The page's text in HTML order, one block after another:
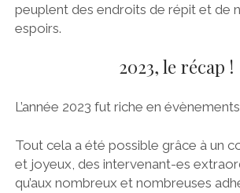
peuplent des endroits de répit et de
espoirs.
2023, le récap !
L’année 2023 fut riche en
Tout cela a été possible grâce à un
et joyeux, des intervenant-es
qu’aux nombreux et nombreuses